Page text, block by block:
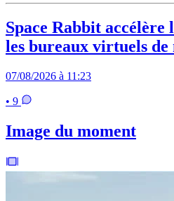
Space Rabbit
les bureaux virtuels de
07/08/2026 à 11:23
• 9
Image du moment